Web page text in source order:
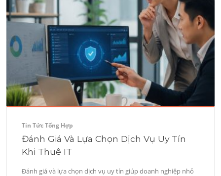
Tin Tức Tổng Hợp
Đánh Giá Và Lựa Chọn Dịch Vụ Uy Tín
Khi Thuê IT
Đánh giá và lựa chọn dịch vụ uy tín giúp doanh nghiệp nhỏ